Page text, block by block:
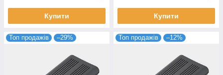
Купити Купити
Топ продажів –29% Топ продажів –12%